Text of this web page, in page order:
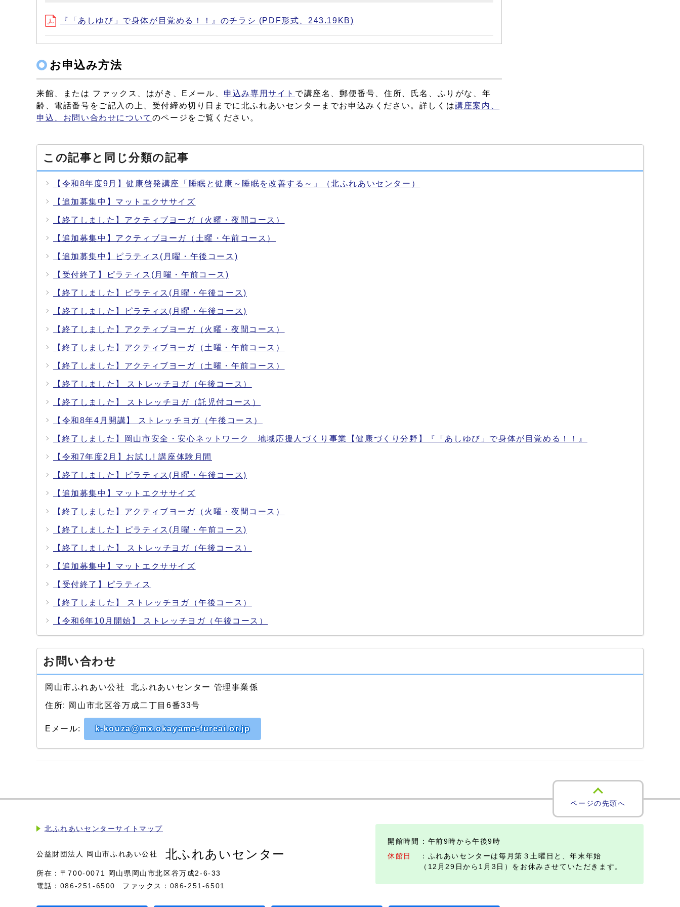
『「あしゆび」で身体が目覚める！！』のチラシ (PDF形式、243.19KB)
お申込み方法
来館、または ファックス、はがき、Eメール、 申込み専用サイト で講座名、郵便番号、住所、氏名、ふりがな、年
齢、電話番号をご記入の上、受付締め切り日までに北ふれあいセンターまでお申込みください。詳しくは講座案内、
申込、お問い合わせについて のページをご覧ください。
この記事と同じ分類の記事
【令和8年度9月】健康啓発講座「睡眠と健康～睡眠を改善する～」（北ふれあいセンター）
【追加募集中】マットエクササイズ
【終了しました】アクティブヨーガ（火曜・夜間コース）
【追加募集中】アクティブヨーガ（土曜・午前コース）
【追加募集中】ピラティス(月曜・午後コース)
【受付終了】ピラティス(月曜・午前コース)
【終了しました】ピラティス(月曜・午後コース)
【終了しました】ピラティス(月曜・午後コース)
【終了しました】アクティブヨーガ（火曜・夜間コース）
【終了しました】アクティブヨーガ（土曜・午前コース）
【終了しました】アクティブヨーガ（土曜・午前コース）
【終了しました】 ストレッチヨガ（午後コース）
【終了しました】 ストレッチヨガ（託児付コース）
【令和8年4月開講】 ストレッチヨガ（午後コース）
【終了しました】岡山市安全・安心ネットワーク 地域応援人づくり事業【健康づくり分野】『「あしゆび」で身体が目覚める！！』
【令和7年度2月】お試し! 講座体験月間
【終了しました】ピラティス(月曜・午後コース)
【追加募集中】マットエクササイズ
【終了しました】アクティブヨーガ（火曜・夜間コース）
【終了しました】ピラティス(月曜・午前コース)
【終了しました】 ストレッチヨガ（午後コース）
【追加募集中】マットエクササイズ
【受付終了】ピラティス
【終了しました】 ストレッチヨガ（午後コース）
【令和6年10月開始】 ストレッチヨガ（午後コース）
お問い合わせ
岡山市ふれあい公社 北ふれあいセンター 管理事業係
住所: 岡山市北区谷万成二丁目6番33号
Eメール: k-kouza@mx.okayama-fureai.or.jp
ページの先頭へ
北ふれあいセンターサイトマップ
公益財団法人 岡山市ふれあい公社 北ふれあいセンター
所在：〒700-0071 岡山県岡山市北区谷万成2-6-33
電話： 086-251-6500 ファックス： 086-251-6501
開館時間
：午前9時から午後9時
休館日
：ふれあいセンターは毎月第３土曜日と、年末年始
（12月29日から1月3日）をお休みさせていただきます。